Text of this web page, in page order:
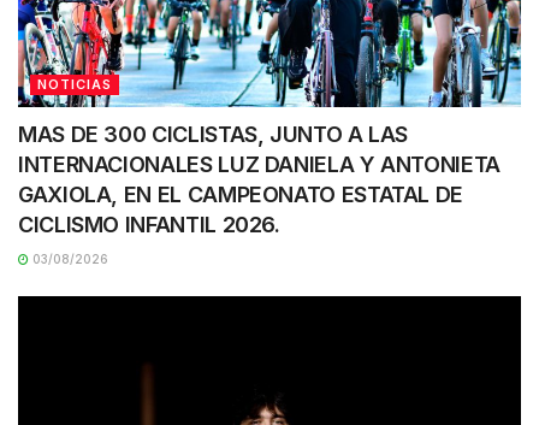
NOTICIAS
MAS DE 300 CICLISTAS, JUNTO A LAS
INTERNACIONALES LUZ DANIELA Y ANTONIETA
GAXIOLA, EN EL CAMPEONATO ESTATAL DE
CICLISMO INFANTIL 2026.
03/08/2026